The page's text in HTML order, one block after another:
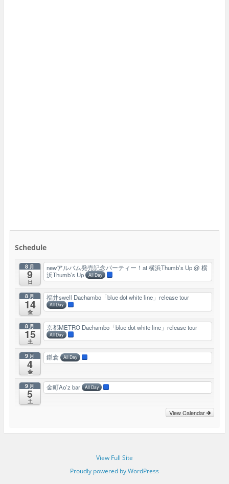
Schedule
8月
9
日
newアルバム発売記念パーティー！at 横浜Thumb’s Up@ 横
浜Thumb’s Up
All Day
8月
14
金
福井swell Dachambo「blue dot white line」release tour
All Day
8月
15
土
京都METRO Dachambo「blue dot white line」release tour
All Day
9月
4
金
鎌倉 All Day
9月
5
土
金町Ao’z bar All Day
View Calendar
View Full Site
Proudly powered by WordPress